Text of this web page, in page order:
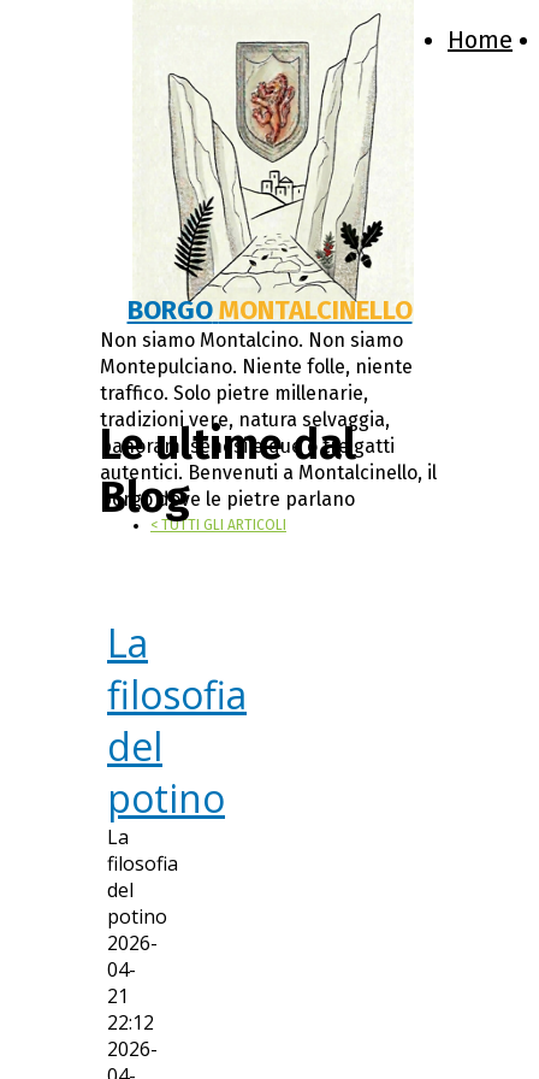
BORGO MONTALCINELLO
Non siamo Montalcino. Non siamo
Montepulciano. Niente folle, niente
traffico. Solo pietre millenarie,
tradizioni vere, natura selvaggia,
panorami senesi e due o tre gatti
autentici. Benvenuti a Montalcinello, il
borgo dove le pietre parlano
Home
< TUTTI GLI ARTICOLI
Le ultime dal
Blog
La
filosofia
del
potino
La
filosofia
del
potino
2026-
04-
21
22:12
2026-